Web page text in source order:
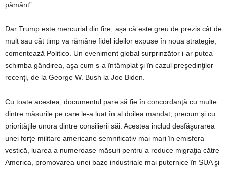
pământ”.
Dar Trump este mercurial din fire, aşa că este greu de prezis cât de
mult sau cât timp va rămâne fidel ideilor expuse în noua strategie,
comentează Politico. Un eveniment global surprinzător i-ar putea
schimba gândirea, aşa cum s-a întâmplat şi în cazul preşedinţilor
recenţi, de la George W. Bush la Joe Biden.
Cu toate acestea, documentul pare să fie în concordanţă cu multe
dintre măsurile pe care le-a luat în al doilea mandat, precum şi cu
priorităţile unora dintre consilierii săi. Acestea includ desfăşurarea
unei forţe militare americane semnificativ mai mari în emisfera
vestică, luarea a numeroase măsuri pentru a reduce migraţia către
America, promovarea unei baze industriale mai puternice în SUA şi